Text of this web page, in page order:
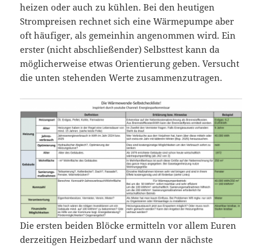
heizen oder auch zu kühlen. Bei den heutigen
Strompreisen rechnet sich eine Wärmepumpe aber
oft häufiger, als gemeinhin angenommen wird. Ein
erster (nicht abschließender) Selbsttest kann da
möglicherweise etwas Orientierung geben. Versucht
die unten stehenden Werte zusammenzutragen.
Die ersten beiden Blöcke ermitteln vor allem Euren
derzeitigen Heizbedarf und wann der nächste